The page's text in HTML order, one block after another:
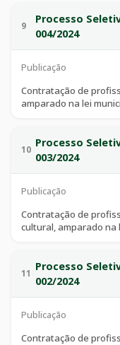
integração ensino-
contrato organizado
9
Processo
004/2024
Publicação
Contratação de
amparado na lei
do projeto cidade do
futebol para crianças
nº sli: 2300253
10
Processo
003/2024
Publicação
Contratação de
cultural, amparado na
prestados em
campos”,
11
Processo
002/2024
Publicação
Contratação de